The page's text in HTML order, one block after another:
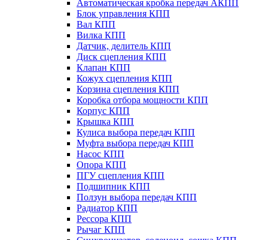
Автоматическая кробка передач АКПП
Блок управления КПП
Вал КПП
Вилка КПП
Датчик, делитель КПП
Диск сцепления КПП
Клапан КПП
Кожух сцепления КПП
Корзина сцепления КПП
Коробка отбора мощности КПП
Корпус КПП
Крышка КПП
Кулиса выбора передач КПП
Муфта выбора передач КПП
Насос КПП
Опора КПП
ПГУ сцепления КПП
Подшипник КПП
Ползун выбора передач КПП
Радиатор КПП
Рессора КПП
Рычаг КПП